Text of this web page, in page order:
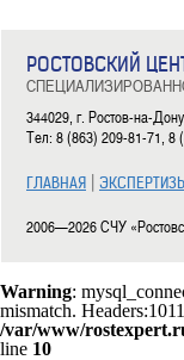
РОСТОВСКИЙ
344029, г. Ростов-на-
Тел: 8 (863) 209-81-71, 8
ГЛАВНАЯ |
2006—2026 СЧУ
Warning:
mismatch.
/var/www/
line 10